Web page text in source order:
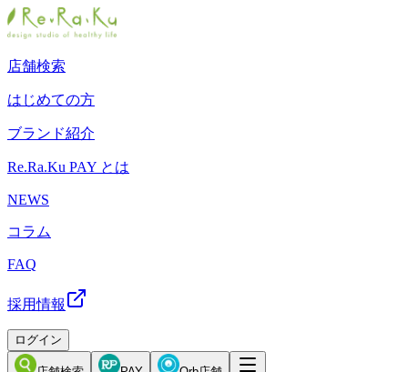
店舗検索
はじめての方
ブランド紹介
Re.Ra.Ku PAY とは
NEWS
コラム
FAQ
採用情報
ログイン